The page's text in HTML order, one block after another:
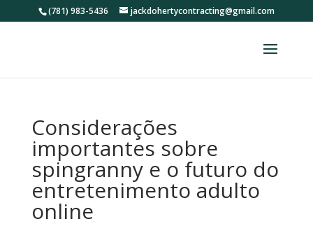
(781) 983-5436 jackdohertycontracting@gmail.com
Considerações
importantes sobre
spingranny e o futuro do
entretenimento adulto
online